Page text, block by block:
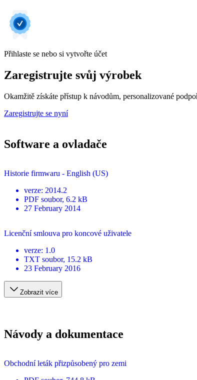
Přihlaste se nebo si vytvořte účet
Zaregistrujte svůj výrobek
Okamžitě získáte přístup k návodům, personalizované
Zaregistrujte se nyní
Software a ovladače
Historie firmwaru - English (US)
verze: 2014.2
PDF soubor, 6.2 kB
27 February 2014
Licenční smlouva pro koncové uživatele
verze: 1.0
TXT soubor, 15.2 kB
23 February 2016
Zobrazit více
Návody a dokumentace
Obchodní leták přizpůsobený pro zemi